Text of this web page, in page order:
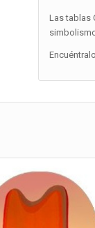
Las tablas